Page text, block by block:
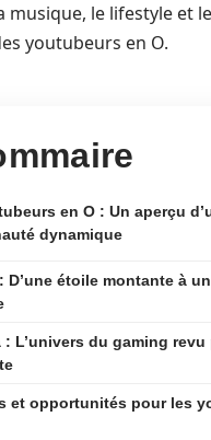
musique, le lifestyle et
youtubeurs en O.
en O : Un aperçu
dynamique
D’une étoile montante à
: L’univers du gaming revu
et opportunités pour les